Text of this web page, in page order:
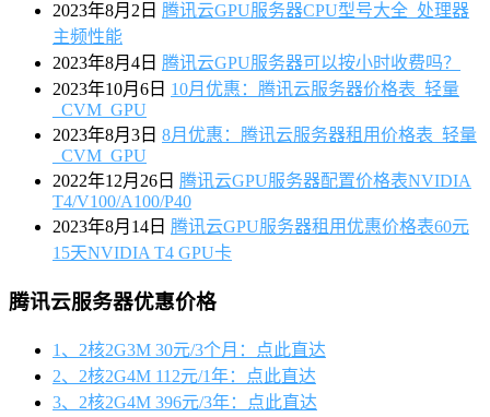
2023年8月2日 腾讯云GPU服务器CPU型号大全_处理器
主频性能
2023年8月4日 腾讯云GPU服务器可以按小时收费吗？
2023年10月6日 10月优惠：腾讯云服务器价格表_轻量
_CVM_GPU
2023年8月3日 8月优惠：腾讯云服务器租用价格表_轻量
_CVM_GPU
2022年12月26日 腾讯云GPU服务器配置价格表NVIDIA
T4/V100/A100/P40
2023年8月14日 腾讯云GPU服务器租用优惠价格表60元
15天NVIDIA T4 GPU卡
腾讯云服务器优惠价格
1、2核2G3M 30元/3个月：点此直达
2、2核2G4M 112元/1年：点此直达
3、2核2G4M 396元/3年：点此直达